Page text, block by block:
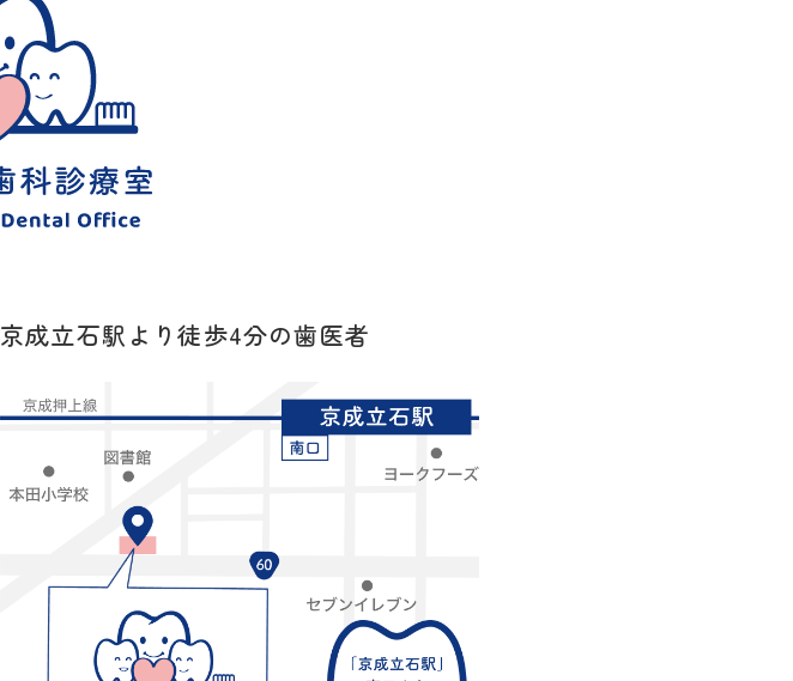
京成立石駅より徒歩4分の歯医者